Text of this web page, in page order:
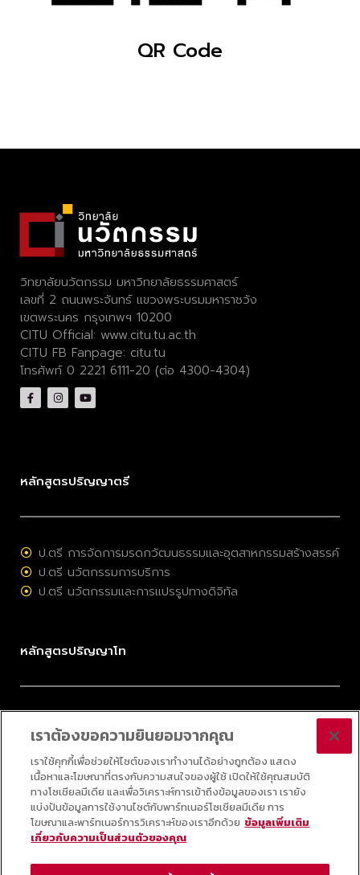
QR Code
วิทยาลัยนวัตกรรม มหาวิทยาลัยธรรมศาสตร์
เลขที่ 2 ถนนพระจันทร์ แขวงพระบรมมหาราชวัง
เขตพระนคร กรุงเทพฯ 10200
CITU Official: www.citu.tu.ac.th
CITU FB Fanpage: citu.tu
โทรศัพท์ 0 2221 6111-20 (ต่อ 4300-4304)
หลักสูตรปริญญาตรี
ป.ตรี การจัดการมรดกวัฒนธรรมและอุตสาหกรรมสร้างสรรค์
ป.ตรี นวัตกรรมการบริการ
ป.ตรี นวัตกรรมและการแปรรูปทางดิจิทัล
หลักสูตรปริญญาโท
ป.โท การจัดการมรดกวัฒนธรรมและอุตสาหกรรมสร้างสรรค์
ป.โท การบริหารนวัตกรรมและเทคโนโลยี
ป.โท กลยุทธ์ดิจิทัล
ป.โท ออนไลน์ วิทยาศาสตร์ข้อมูลประยุกต์
© 2025 COLLEGE OF INNOVATION, THAMMASAT UNIVERSITY ALL RIGHTS
เราต้องขอความยินยอมจากคุณ
เราใช้คุกกี้เพื่อช่วยให้ไซต์ของเราทำงานได้อย่างถูกต้อง แสดง
เนื้อหาและโฆษณาที่ตรงกับความสนใจของผู้ใช้ เปิดให้ใช้คุณสมบัติ
ทางโซเชียลมีเดีย และเพื่อวิเคราะห์การเข้าถึงข้อมูลของเรา เรายัง
แบ่งปันข้อมูลการใช้งานไซต์กับพาร์ทเนอร์โซเชียลมีเดีย การ
โฆษณาและพาร์ทเนอร์การวิเคราะห์ของเราอีกด้วย ข้อมูลเพิ่มเติม
เกี่ยวกับความเป็นส่วนตัวของคุณ